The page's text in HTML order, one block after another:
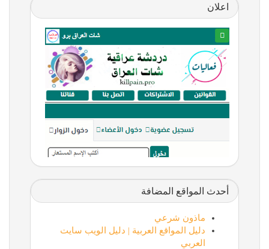
اعلان
أحدث المواقع المضافة
ماذون شرعي
دليل المواقع العربية | دليل الويب سايت
العربي